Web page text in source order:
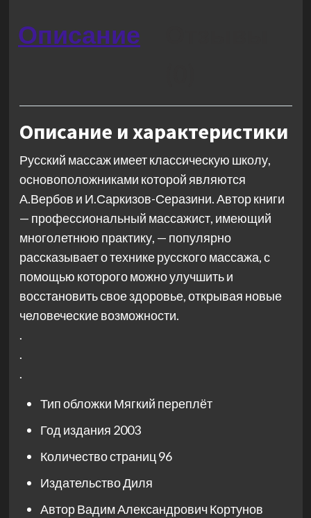
Описание
Описание и характеристики
Русский массаж имеет классическую школу,
основоположниками которой являются
А.Вербов и И.Саркизов-Серазини. Автор книги
— профессиональный массажист, имеющий
многолетнюю практику, — популярно
рассказывает о технике русского массажа, с
помощью которого можно улучшить и
восстановить свое здоровье, открывая новые
человеческие возможности.
.
.
.
Тип обложки Мягкий переплёт
Год издания 2003
Количество страниц96
ИздательствоДиля
АвторВадим Александрович Кортунов